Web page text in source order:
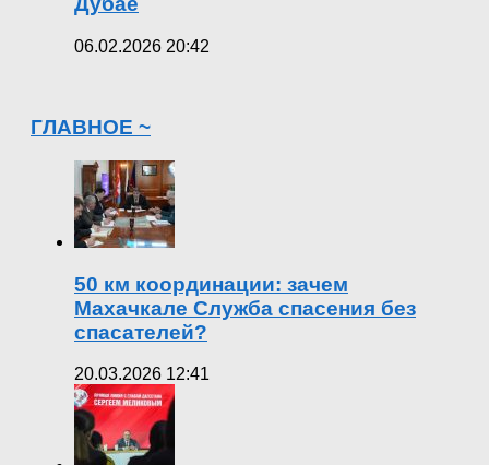
06.02.2026 20:42
ГЛАВНОЕ ~
50 км координации: зачем
Махачкале Служба спасения без
спасателей?
20.03.2026 12:41